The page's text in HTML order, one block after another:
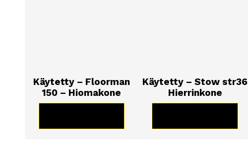
Käytetty – Floorman
150 – Hiomakone
Käytetty – Stow str36
Hierrinkone